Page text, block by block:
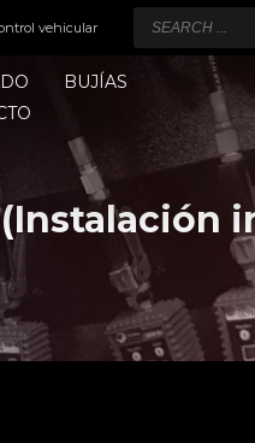
vehicular
BUJÍAS